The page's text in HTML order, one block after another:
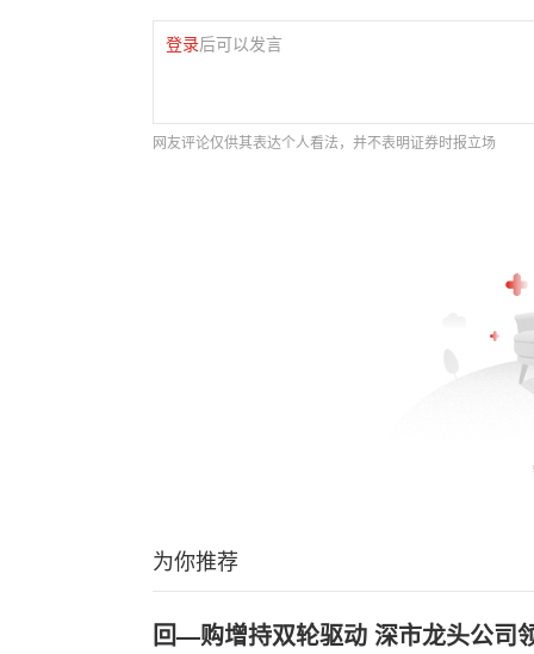
登录后可以发言
网友评论仅供其表达个人看法，并不表明证券时报立场
为你推荐
回—购增持双轮驱动 深市龙头公司